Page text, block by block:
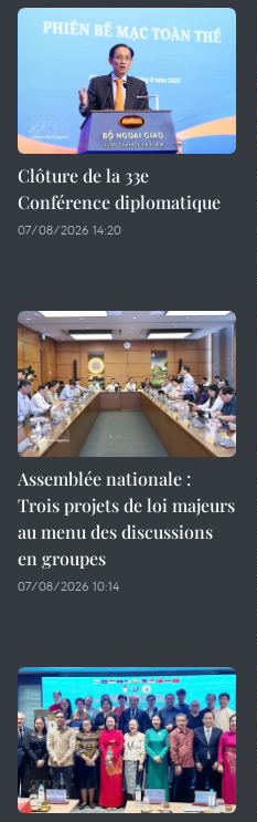
Clôture de la 33e
Conférence diplomatique
07/08/2026 14:20
Assemblée nationale :
Trois projets de loi majeurs
au menu des discussions
en groupes
07/08/2026 10:14